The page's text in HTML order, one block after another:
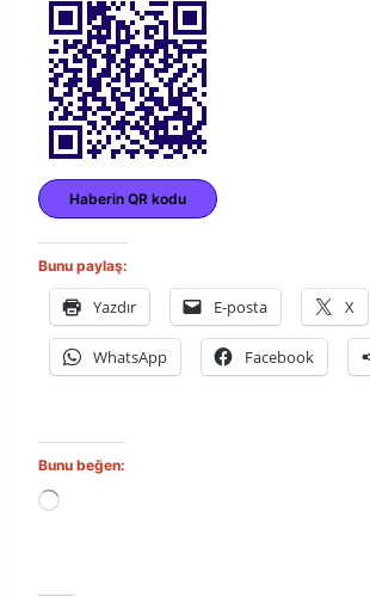
Haberin QR kodu
Bunu paylaş:
Yazdır E-posta X
WhatsApp Facebook
Bunu beğen:
Y